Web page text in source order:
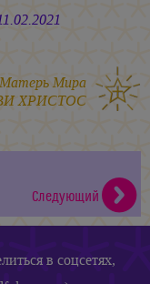
Матерь Мира
ХРИСТОС
Следующий
в соцсетях,